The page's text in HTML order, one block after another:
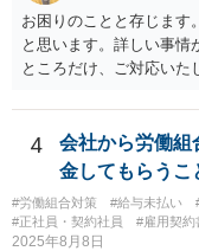
ます。 組合員の相談に
とができるのかも検討要
お困りのことと存じます
と思います。詳しい事情
ところだけ、ご対応い
限らないです。損害賠償
が容易ではないと思わ
間満了による退職・解
法的責任をきちんと追
り詳しく、上記に関係し
に正確に分析してもらい
4
会社から労働組
金してもらうこ
#労働組合対策 #給与未払い
#正社員・契約社員
#雇用契約
2025年8月8日